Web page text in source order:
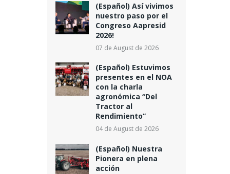
(Español) Así vivimos
nuestro paso por el
Congreso Aapresid
2026!
07 de August de 2026
(Español) Estuvimos
presentes en el NOA
con la charla
agronómica “Del
Tractor al
Rendimiento”
04 de August de 2026
(Español) Nuestra
Pionera en plena
acción